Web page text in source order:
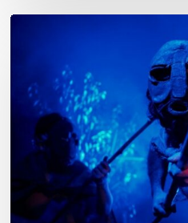
tiempos
Wiñoy
Tripantü,
KOLLONG
impacta